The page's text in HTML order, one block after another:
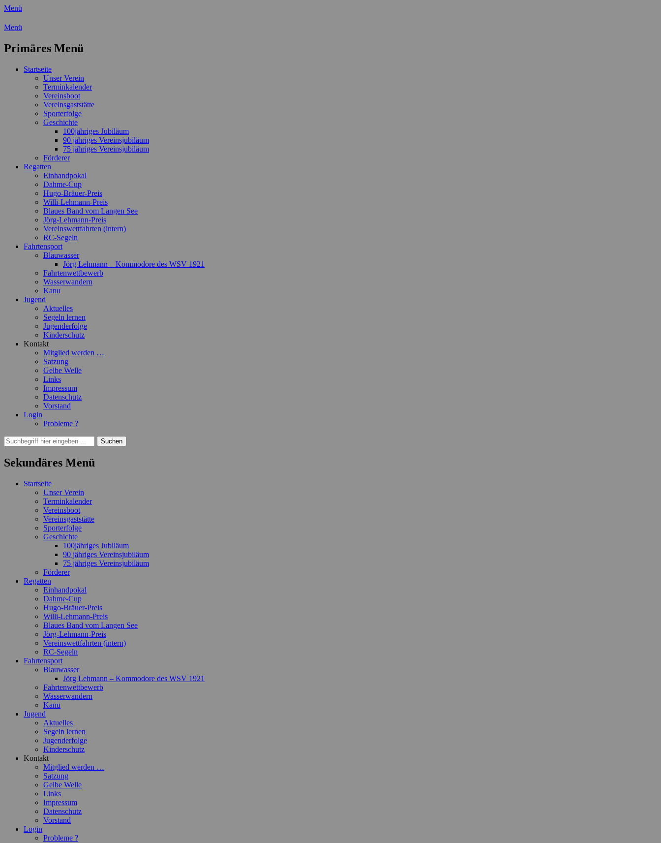
Menü
Wassersport-Verein 1921 e.V.
Menü
Primäres Menü
Zum
Startseite
Unser Verein
Terminkalender
Vereinsboot
Vereinsgaststätte
Sporterfolge
Geschichte
100jähriges Jubiläum
90 jähriges Vereinsjubiläum
75 jähriges Vereinsjubiläum
Förderer
Regatten
Einhandpokal
Dahme-Cup
Hugo-Bräuer-Preis
Willi-Lehmann-Preis
Blaues Band vom Langen See
Jörg-Lehmann-Preis
Vereinswettfahrten (intern)
RC-Segeln
Fahrtensport
Blauwasser
Jörg Lehmann – Kommodore des WSV 1921
Fahrtenwettbewerb
Wasserwandern
Kanu
Jugend
Aktuelles
Segeln lernen
Jugenderfolge
Kinderschutz
Kontakt
Mitglied werden …
Satzung
Gelbe Welle
Links
Impressum
Datenschutz
Vorstand
Login
Probleme ?
Suchen
Suchen
nach:
Sekundäres Menü
Zum
Startseite
Unser Verein
Terminkalender
Vereinsboot
Vereinsgaststätte
Sporterfolge
Geschichte
100jähriges Jubiläum
90 jähriges Vereinsjubiläum
75 jähriges Vereinsjubiläum
Förderer
Regatten
Einhandpokal
Dahme-Cup
Hugo-Bräuer-Preis
Willi-Lehmann-Preis
Blaues Band vom Langen See
Jörg-Lehmann-Preis
Vereinswettfahrten (intern)
RC-Segeln
Fahrtensport
Blauwasser
Jörg Lehmann – Kommodore des WSV 1921
Fahrtenwettbewerb
Wasserwandern
Kanu
Jugend
Aktuelles
Segeln lernen
Jugenderfolge
Kinderschutz
Kontakt
Mitglied werden …
Satzung
Gelbe Welle
Links
Impressum
Datenschutz
Vorstand
Login
Probleme ?